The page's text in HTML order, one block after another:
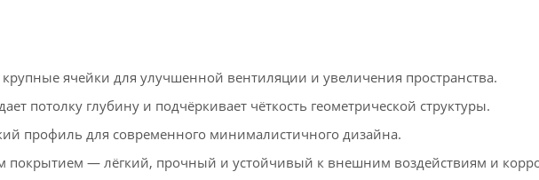
ячейки для улучшенной вентиляции и увеличения пространства.
потолку глубину и подчёркивает чёткость геометрической структуры.
профиль для современного минималистичного дизайна.
— лёгкий, прочный и устойчивый к внешним воздействиям и